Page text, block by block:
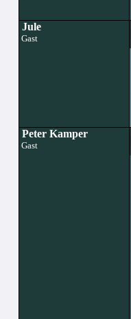
Jule
Gast
Peter Kamper
Gast